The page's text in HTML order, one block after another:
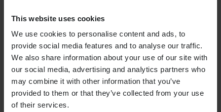
This website uses cookies
We use cookies to personalise content and ads, to
provide social media features and to analyse our traffic.
We also share information about your use of our site with
our social media, advertising and analytics partners who
may combine it with other information that you’ve
provided to them or that they’ve collected from your use
of their services.
Řídítka ODI PODIum Flight McGrath
Univerzální: Není specifické pro vozidlo
Nákupy
Obchodní podmínky
Zásady ochrany osobních údajů
Doprava a doručení